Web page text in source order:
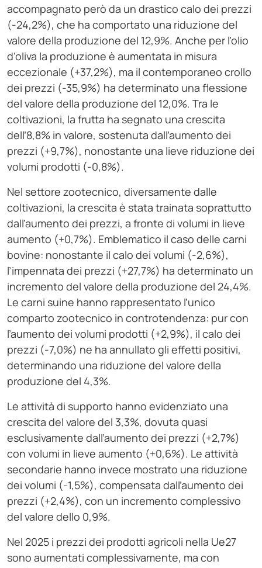
accompagnato però da un drastico calo dei prezzi
(-24,2%), che ha comportato una riduzione del
valore della produzione del 12,9%. Anche per l’olio
d’oliva la produzione è aumentata in misura
eccezionale (+37,2%), ma il contemporaneo crollo
dei prezzi (-35,9%) ha determinato una flessione
del valore della produzione del 12,0%. Tra le
coltivazioni, la frutta ha segnato una crescita
dell’8,8% in valore, sostenuta dall’aumento dei
prezzi (+9,7%), nonostante una lieve riduzione dei
volumi prodotti (-0,8%).
Nel settore zootecnico, diversamente dalle
coltivazioni, la crescita è stata trainata soprattutto
dall’aumento dei prezzi, a fronte di volumi in lieve
aumento (+0,7%). Emblematico il caso delle carni
bovine: nonostante il calo dei volumi (-2,6%),
l’impennata dei prezzi (+27,7%) ha determinato un
incremento del valore della produzione del 24,4%.
Le carni suine hanno rappresentato l’unico
comparto zootecnico in controtendenza: pur con
l’aumento dei volumi prodotti (+2,9%), il calo dei
prezzi (-7,0%) ne ha annullato gli effetti positivi,
determinando una riduzione del valore della
produzione del 4,3%.
Le attività di supporto hanno evidenziato una
crescita del valore del 3,3%, dovuta quasi
esclusivamente dall’aumento dei prezzi (+2,7%)
con volumi in lieve aumento (+0,6%). Le attività
secondarie hanno invece mostrato una riduzione
dei volumi (-1,5%), compensata dall’aumento dei
prezzi (+2,4%), con un incremento complessivo
del valore dello 0,9%.
Nel 2025 i prezzi dei prodotti agricoli nella Ue27
sono aumentati complessivamente, ma con